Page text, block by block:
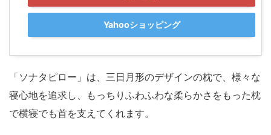
Yahooショッピング
「ソナタピロー」は、三日月形のデザインの枕で、様々な
寝心地を追求し、もっちりふわふわな柔らかさをもった枕
で横寝でも首を支えてくれます。